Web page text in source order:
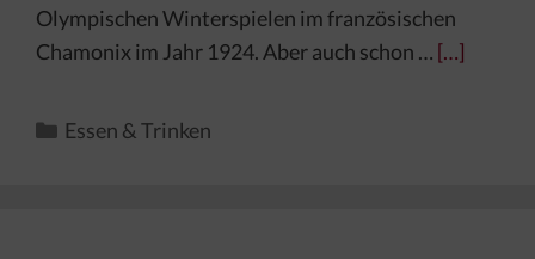
Olympischen Winterspielen im französischen
Chamonix im Jahr 1924. Aber auch schon … […]
Kategorien
Essen & Trinken